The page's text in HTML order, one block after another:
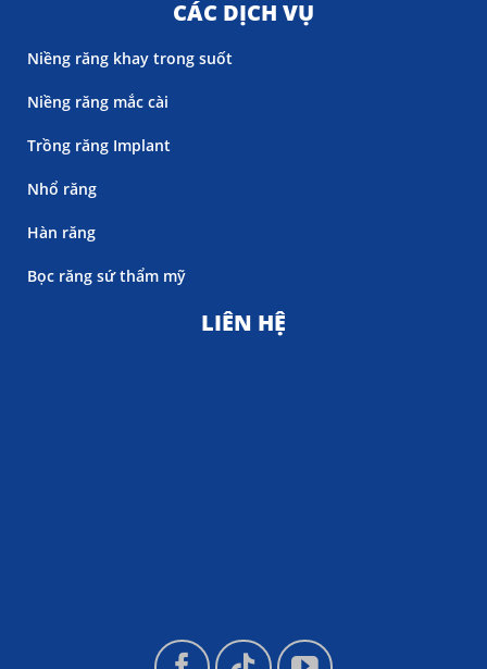
CÁC DỊCH VỤ
Niềng răng khay trong suốt
Niềng răng mắc cài
Trồng răng Implant
Nhổ răng
Hàn răng
Bọc răng sứ thẩm mỹ
LIÊN HỆ